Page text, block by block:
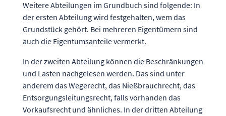
Weitere Abteilungen im Grundbuch sind folgende: In
der ersten Abteilung wird festgehalten, wem das
Grundstück gehört. Bei mehreren Eigentümern sind
auch die Eigentumsanteile vermerkt.
In der zweiten Abteilung können die Beschränkungen
und Lasten nachgelesen werden. Das sind unter
anderem das Wegerecht, das Nießbrauchrecht, das
Entsorgungsleitungsrecht, falls vorhanden das
Vorkaufsrecht und ähnliches. In der dritten Abteilung